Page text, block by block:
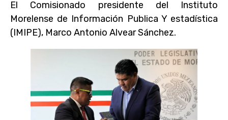
El Comisionado presidente del Instituto
Morelense de Información Publica Y estadística
(IMIPE), Marco Antonio Alvear Sánchez.